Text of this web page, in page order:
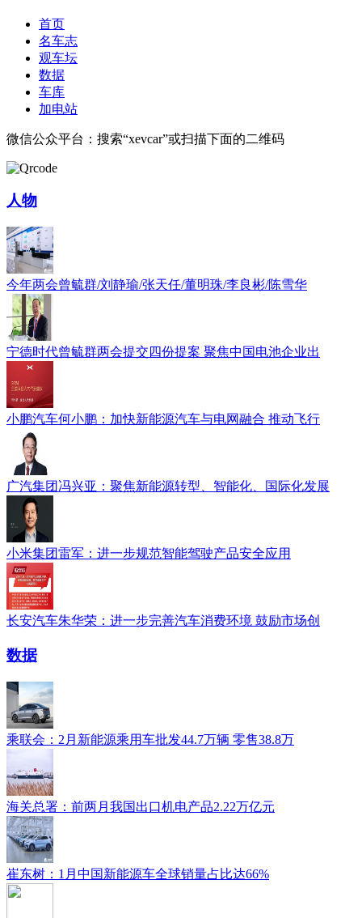
首页
名车志
观车坛
数据
车库
加电站
微信公众平台：搜索“xevcar”或扫描下面的二维码
人物
今年两会曾毓群/刘静瑜/张天任/董明珠/李良彬/陈雪华
宁德时代曾毓群两会提交四份提案 聚焦中国电池企业出
小鹏汽车何小鹏：加快新能源汽车与电网融合 推动飞行
广汽集团冯兴亚：聚焦新能源转型、智能化、国际化发展
小米集团雷军：进一步规范智能驾驶产品安全应用
长安汽车朱华荣：进一步完善汽车消费环境 鼓励市场创
数据
乘联会：2月新能源乘用车批发44.7万辆 零售38.8万
​海关总署：前两月我国出口机电产品2.22万亿元
崔东树：1月中国新能源车全球销量占比达66%